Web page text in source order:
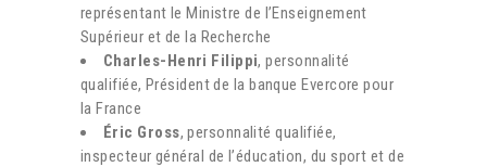
représentant le Ministre de l’Enseignement
Supérieur et de la Recherche
Charles-Henri Filippi, personnalité
qualifiée, Président de la banque Evercore pour
la France
Éric Gross, personnalité qualifiée,
inspecteur général de l’éducation, du sport et de